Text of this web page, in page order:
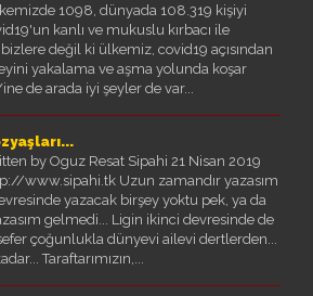
1098, dünyada 108.319 kişiyi
kanlı ve mukuslu kırbacı ile
değil ki ülkemiz, covid19 açısından
yakalama ve aşma yolunda koşar
de arada iyi şeyler de var...
by Oguz Resat Sipahi 21 Nisan 2019
www.sipahi.tk Uzun zamandır yazasım
yazacak birşey yoktu pek, ya da
gelmedi... Ligin ikinci devresinde de
çoğunlukla dünyevi ailevi dertlerden...
Taraftarımızın,...